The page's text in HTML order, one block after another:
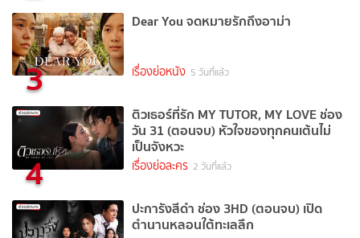
3
Dear You จดหมายรักถึงอาม่า
เรื่องย่อหนัง 5 วันที่แล้ว
4
ติวเธอร์ที่รัก MY TUTOR, MY LOVE ช่อง
วัน 31 (ตอนจบ) หัวใจของทุกคนเต้นไม่
เป็นจังหวะ
เรื่องย่อละคร 2 วันที่แล้ว
ปะการังสีดำ ช่อง 3HD (ตอนจบ) เปิด
ตำนานหลอนใต้ทะเลลึก